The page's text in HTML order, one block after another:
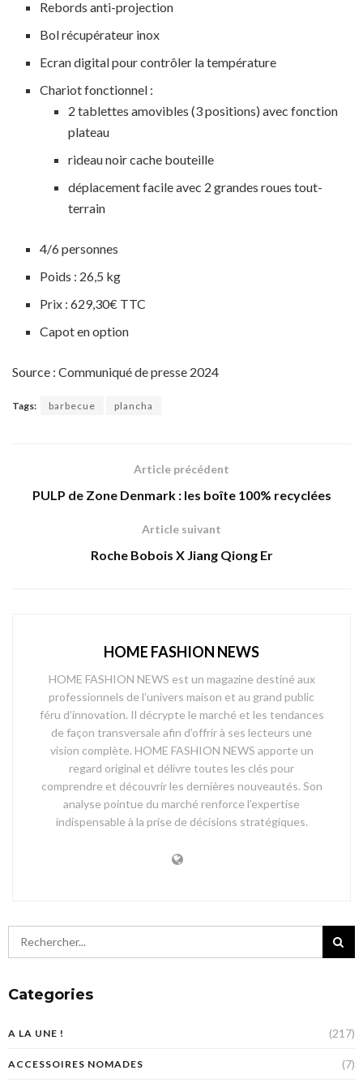
Rebords anti-projection
Bol récupérateur inox
Ecran digital pour contrôler la température
Chariot fonctionnel :
2 tablettes amovibles (3 positions) avec fonction
plateau
rideau noir cache bouteille
déplacement facile avec 2 grandes roues tout-
terrain
4/6 personnes
Poids : 26,5 kg
Prix : 629,30€ TTC
Capot en option
Source : Communiqué de presse 2024
Tags: barbecue plancha
Article précédent
PULP de Zone Denmark : les boîte 100% recyclées
Article suivant
Roche Bobois X Jiang Qiong Er
HOME FASHION NEWS
HOME FASHION NEWS est un magazine destiné aux
professionnels de l’univers maison et au grand public
féru d’innovation. Il décrypte le marché et les tendances
de façon transversale afin d’offrir à ses lecteurs une
vision complète. HOME FASHION NEWS apporte un
regard original et délivre toutes les clés pour
comprendre et découvrir les dernières nouveautés. Son
analyse pointue du marché renforce l’expertise
indispensable à la prise de décisions stratégiques.
Categories
A LA UNE ! (217)
ACCESSOIRES NOMADES (7)